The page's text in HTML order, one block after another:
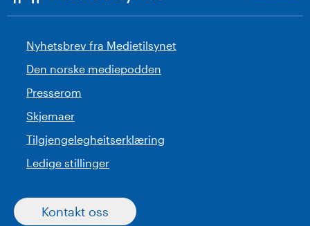
Nyhetsbrev fra Medietilsynet
Den norske mediepodden
Presserom
Skjemaer
Tilgjengelegheitserklæring
Ledige stillinger
Kontakt oss